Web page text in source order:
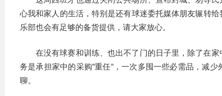
心我和家人的生活，特别是还有球迷委托媒体朋友辗转
乐部也会有足够的备货提供，请大家放心。
在没有球赛和训练、也出不了门的日子里，除了在
务是承担家中的采购“重任“，一次多囤一些必需品，减
聊。